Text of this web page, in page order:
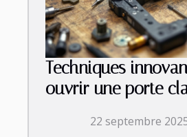
Techniques
ouvrir une porte
22 septembre